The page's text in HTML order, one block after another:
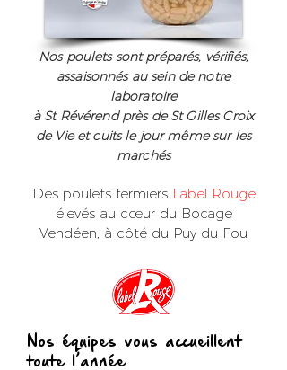
Nos poulets sont préparés, vérifiés,
assaisonnés au sein de notre
laboratoire
à St Révérend près de St Gilles Croix
de Vie et cuits le jour même sur les
marchés
Des poulets fermiers Label Rouge
élevés au cœur du Bocage
Vendéen, à côté du Puy du Fou
Nos équipes vous accueillent
toute l’année